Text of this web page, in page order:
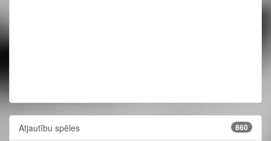
Atjautību spēles 860